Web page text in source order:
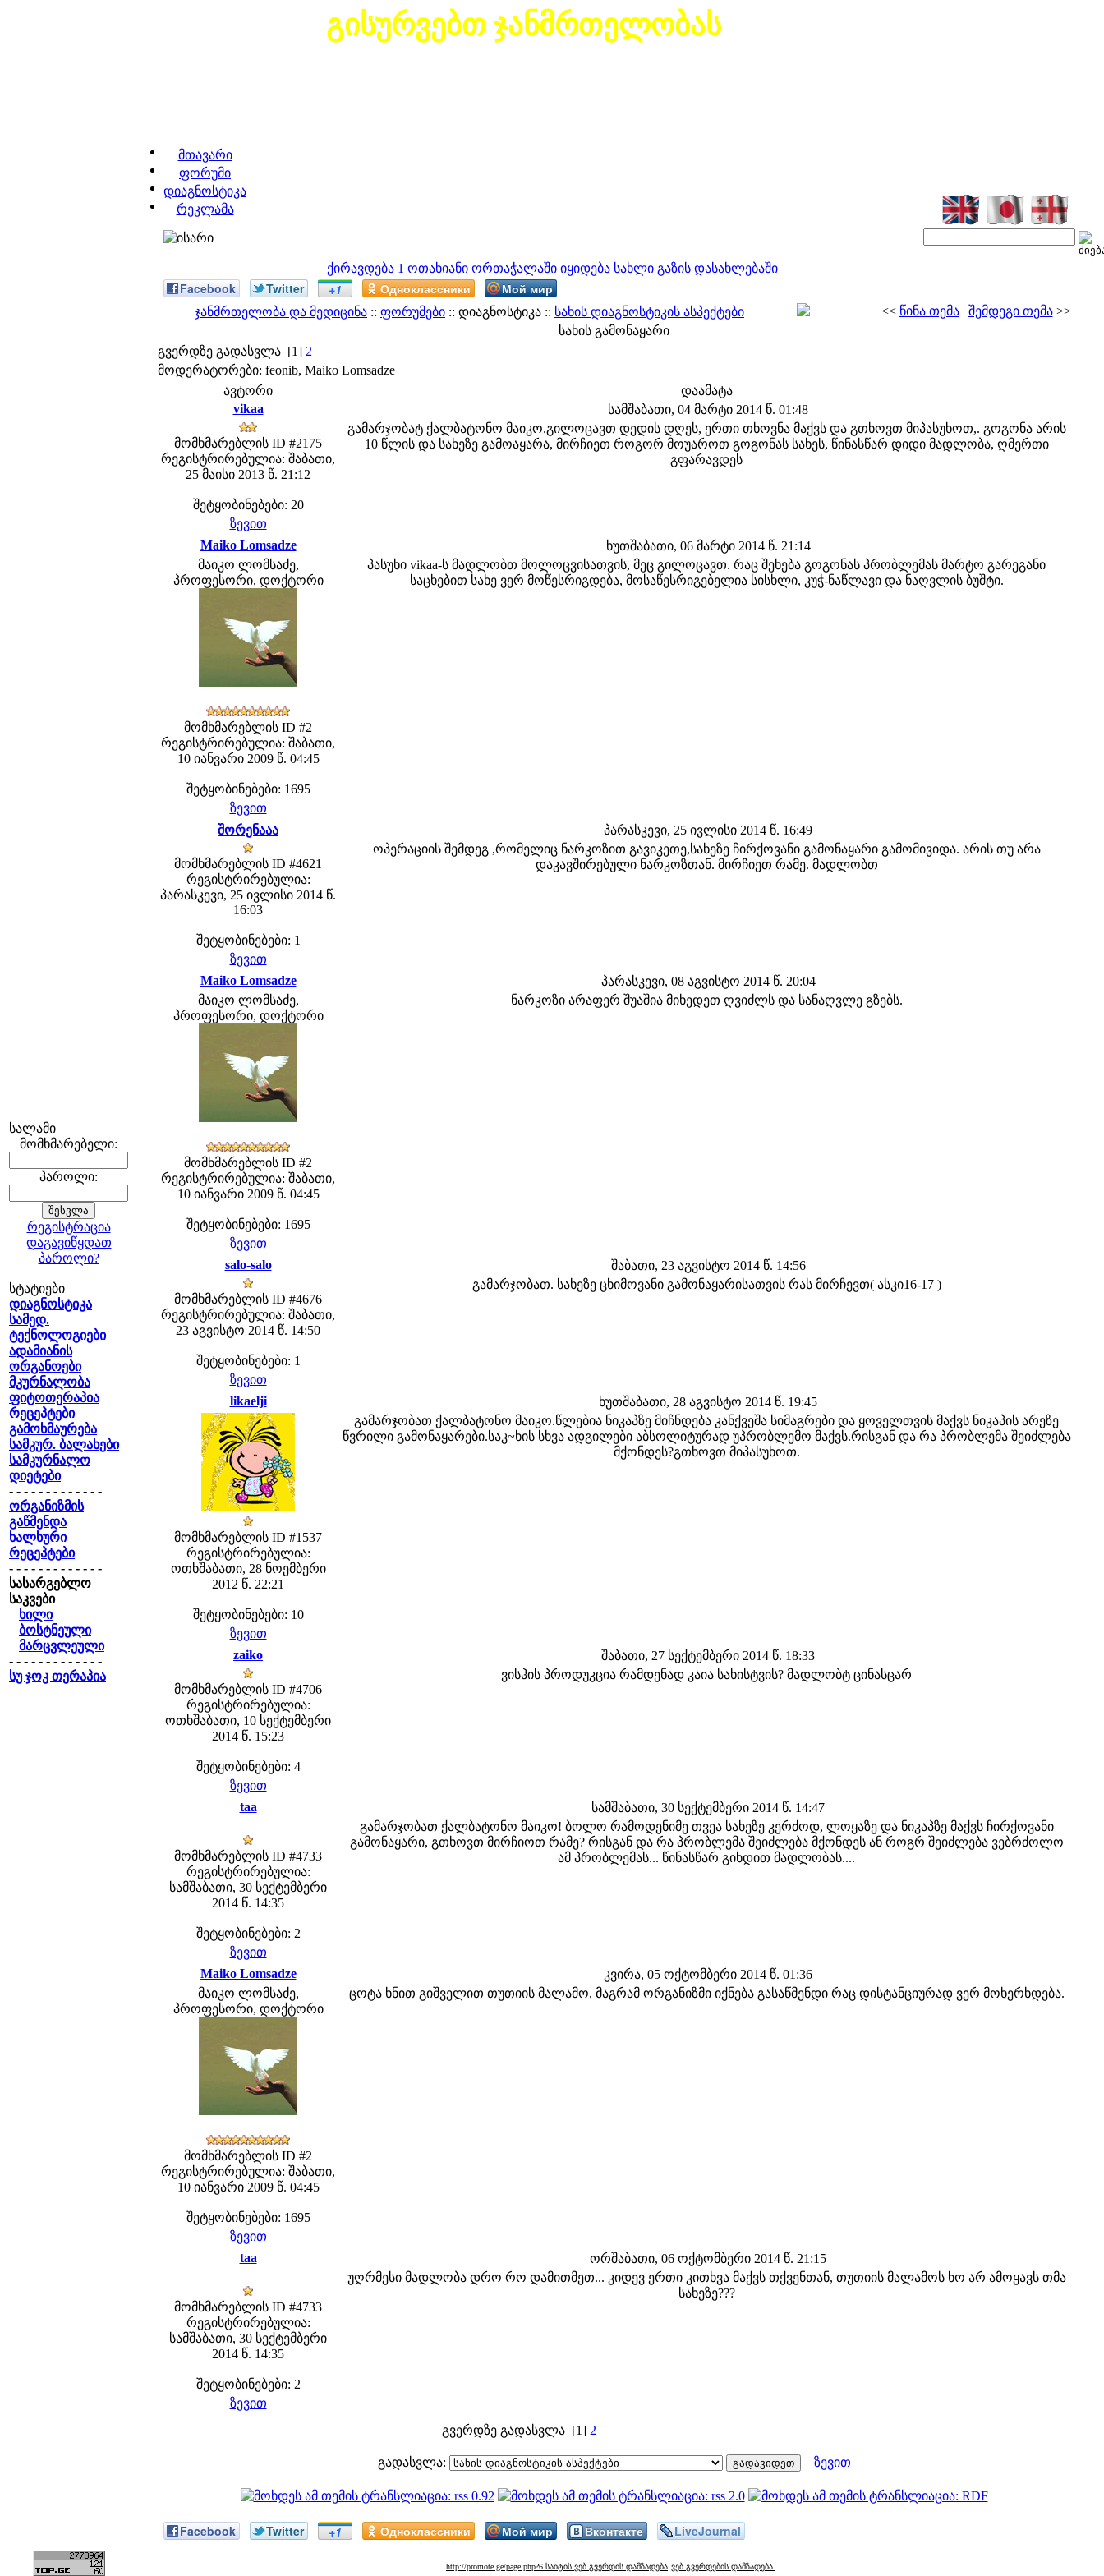
გისურვებთ ჯანმრთელობას
მთავარი
ფორუმი
დიაგნოსტიკა
რეკლამა
ქირავდება 1 ოთახიანი ორთაჭალაში იყიდება სახლი გაზის დასახლებაში
სალამი
მომხმარებელი:
პაროლი:
რეგისტრაცია
დაგავიწყდათ
პაროლი?
სტატიები
დიაგნოსტიკა
სამედ.
ტექნოლოგიები
ადამიანის
ორგანოები
მკურნალობა
ფიტოთერაპია
რეცეპტები
გამოხმაურება
სამკურ. ბალახები
სამკურნალო
დიეტები
- - - - - - - - - - - - -
ორგანიზმის
გაწმენდა
ხალხური
რეცეპტები
- - - - - - - - - - - - -
სასარგებლო
საკვები
ხილი
ბოსტნეული
მარცვლეული
- - - - - - - - - - - - -
სუ ჯოკ თერაპია
Facebook Twitter +1 Одноклассники Мой мир
ჯანმრთელობა და მედიცინა :: ფორუმები :: დიაგნოსტიკა :: სახის დიაგნოსტიკის ასპექტები << წინა თემა| შემდეგი თემა>>
სახის გამონაყარი
გვერდზე გადასვლა [1] 2
მოდერატორები: feonib, Maiko Lomsadze
ავტორი
დაამატა
vikaa
სამშაბათი, 04 მარტი 2014 წ. 01:48
მომხმარებლის ID #2175
რეგისტრირებულია: შაბათი,
25 მაისი 2013 წ. 21:12
შეტყობინებები: 20
გამარჯობატ ქალბატონო მაიკო.გილოცავთ დედის დღეს, ერთი თხოვნა მაქვს და გთხოვთ მიპასუხოთ,. გოგონა არის
10 წლის და სახეზე გამოაყარა, მირჩიეთ როგორ მოუაროთ გოგონას სახეს, წინასწარ დიდი მადლობა, ღმერთი
გფარავდეს
ზევით
Maiko Lomsadze
ხუთშაბათი, 06 მარტი 2014 წ. 21:14
მაიკო ლომსაძე,
პროფესორი, დოქტორი
მომხმარებლის ID #2
რეგისტრირებულია: შაბათი,
10 იანვარი 2009 წ. 04:45
შეტყობინებები: 1695
პასუხი vikaa-ს მადლობთ მოლოცვისათვის, მეც გილოცავთ. რაც შეხება გოგონას პრობლემას მარტო გარეგანი
საცხებით სახე ვერ მოწესრიგდება, მოსაწესრიგებელია სისხლი, კუჭ-ნაწლავი და ნაღვლის ბუშტი.
ზევით
შორენააა
პარასკევი, 25 ივლისი 2014 წ. 16:49
მომხმარებლის ID #4621
რეგისტრირებულია:
პარასკევი, 25 ივლისი 2014 წ.
16:03
შეტყობინებები: 1
ოპერაციის შემდეგ ,რომელიც ნარკოზით გავიკეთე,სახეზე ჩირქოვანი გამონაყარი გამომივიდა. არის თუ არა
დაკავშირებული ნარკოზთან. მირჩიეთ რამე. მადლობთ
ზევით
Maiko Lomsadze
პარასკევი, 08 აგვისტო 2014 წ. 20:04
მაიკო ლომსაძე,
პროფესორი, დოქტორი
მომხმარებლის ID #2
რეგისტრირებულია: შაბათი,
10 იანვარი 2009 წ. 04:45
შეტყობინებები: 1695
ნარკოზი არაფერ შუაშია მიხედეთ ღვიძლს და სანაღვლე გზებს.
ზევით
salo-salo
შაბათი, 23 აგვისტო 2014 წ. 14:56
მომხმარებლის ID #4676
რეგისტრირებულია: შაბათი,
23 აგვისტო 2014 წ. 14:50
შეტყობინებები: 1
გამარჯობათ. სახეზე ცხიმოვანი გამონაყარისათვის რას მირჩევთ( ასკი16-17 )
ზევით
likaelji
ხუთშაბათი, 28 აგვისტო 2014 წ. 19:45
მომხმარებლის ID #1537
რეგისტრირებულია:
ოთხშაბათი, 28 ნოემბერი
2012 წ. 22:21
შეტყობინებები: 10
გამარჯობათ ქალბატონო მაიკო.წლებია ნიკაპზე მიჩნდება კანქვეშა სიმაგრები და ყოველთვის მაქვს ნიკაპის არეზე
წვრილი გამონაყარები.საკ~ხის სხვა ადგილები აბსოლიტურად უპრობლემო მაქვს.რისგან და რა პრობლემა შეიძლება
მქონდეს?გთხოვთ მიპასუხოთ.
ზევით
zaiko
შაბათი, 27 სექტემბერი 2014 წ. 18:33
მომხმარებლის ID #4706
რეგისტრირებულია:
ოთხშაბათი, 10 სექტემბერი
2014 წ. 15:23
შეტყობინებები: 4
ვისჰის პროდუკცია რამდენად კაია სახისტვის? მადლობტ ცინასცარ
ზევით
taa
სამშაბათი, 30 სექტემბერი 2014 წ. 14:47
მომხმარებლის ID #4733
რეგისტრირებულია:
სამშაბათი, 30 სექტემბერი
2014 წ. 14:35
შეტყობინებები: 2
გამარჯობათ ქალბატონო მაიკო! ბოლო რამოდენიმე თვეა სახეზე კერძოდ, ლოყაზე და ნიკაპზე მაქვს ჩირქოვანი
გამონაყარი, გთხოვთ მირჩიოთ რამე? რისგან და რა პრობლემა შეიძლება მქონდეს ან როგრ შეიძლება ვებრძოლო
ამ პრობლემას... წინასწარ გიხდით მადლობას....
ზევით
Maiko Lomsadze
კვირა, 05 ოქტომბერი 2014 წ. 01:36
მაიკო ლომსაძე,
პროფესორი, დოქტორი
მომხმარებლის ID #2
რეგისტრირებულია: შაბათი,
10 იანვარი 2009 წ. 04:45
შეტყობინებები: 1695
ცოტა ხნით გიშველით თუთიის მალამო, მაგრამ ორგანიზმი იქნება გასაწმენდი რაც დისტანციურად ვერ მოხერხდება.
ზევით
taa
ორშაბათი, 06 ოქტომბერი 2014 წ. 21:15
მომხმარებლის ID #4733
რეგისტრირებულია:
სამშაბათი, 30 სექტემბერი
2014 წ. 14:35
შეტყობინებები: 2
უღრმესი მადლობა დრო რო დამითმეთ... კიდევ ერთი კითხვა მაქვს თქვენთან, თუთიის მალამოს ხო არ ამოყავს თმა
სახეზე???
ზევით
გვერდზე გადასვლა [1] 2
გადასვლა: ზევით
Facebook Twitter +1 Одноклассники Мой мир Вконтакте LiveJournal
http://promote.ge/page.php?6 საიტის ვებ გვერდის დამზადება ვებ გვერდების დამზადება